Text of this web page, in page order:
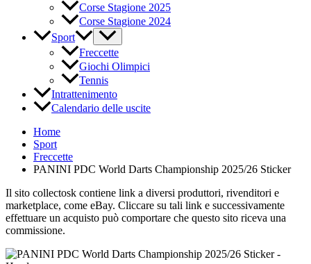
Corse Stagione 2025
Corse Stagione 2024
Sport
Freccette
Giochi Olimpici
Tennis
Intrattenimento
Calendario delle uscite
Home
Sport
Freccette
PANINI PDC World Darts Championship 2025/26 Sticker
Il sito collectosk contiene link a diversi produttori, rivenditori e
marketplace, come eBay. Cliccare su tali link e successivamente
effettuare un acquisto può comportare che questo sito riceva una
commissione.